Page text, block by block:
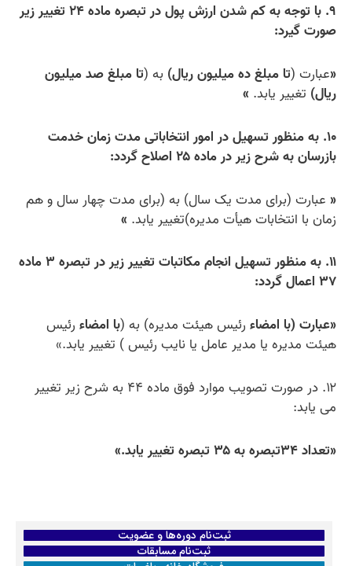
۹. با توجه به کم شدن ارزش پول در تبصره ماده ۲۴ تغییر زیر
صورت گیرد:
«عبارت (تا مبلغ ده ميليون ريال) به (تا مبلغ صد ميليون
ريال) تغییر یابد. »
۱۰. به منظور تسهیل در امور انتخاباتی مدت زمان خدمت
بازرسان به شرح زیر در ماده ۲۵ اصلاح گردد:
« عبارت (برای مدت یک سال) به (برای مدت چهار سال و هم
زمان با انتخابات هیأت مدیره)تغییر ‌یابد. »
۱۱. به منظور تسهیل انجام مکاتبات تغییر زیر در تبصره ۳ ماده
۳۷ اعمال گردد:
«عبارت (با امضاء رئيس هيئت مديره) به (با امضاء رئيس
هيئت مديره یا مدیر عامل یا نایب رئیس ) تغییر یابد.»
۱۲. در صورت تصویب موارد فوق ماده ۴۴ به شرح زیر تغییر
می یابد:
«تعداد تبصره به ۳۵ تبصره تغییر یابد.»
ثبت‌نام دوره‌ها و عضویت
ثبت‌نام مسابقات